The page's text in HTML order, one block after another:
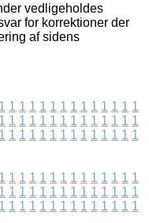
vedligeholdes
for korrektioner der
af sidens
1 1 1 1 1 1 1 1 1 1 1 1 1 1
1 1 1 1 1 1 1 1 1 1 1 1 1 1
1 1 1 1 1 1 1 1 1 1 1 1 1 1
1 1 1 1 1 1 1 1 1 1 1 1 1 1
1 1 1 1 1 1 1 1 1 1 1 1 1 1
1 1 1 1 1 1 1 1 1 1 1 1 1 1